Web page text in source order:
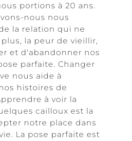
portions à 20 ans.
nous nous
la relation qui ne
la peur de vieillir,
et d'abandonner nos
parfaite. Changer
nous aide à
histoires de
à voir la
cailloux est la
notre place dans
La pose parfaite est